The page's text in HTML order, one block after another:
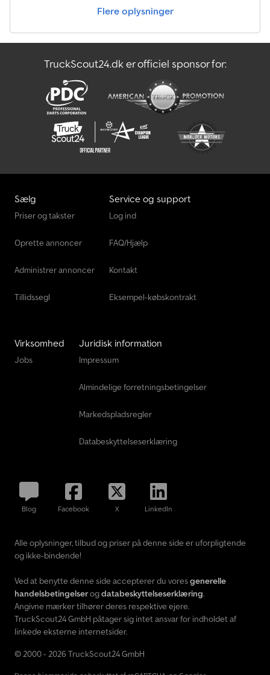
Flere oplysninger
TruckScout24.dk er officiel sponsor for:
Sælg
Priser og takster
Oprette annoncer
Administrer annoncer
Tillidssegl
Service og support
Log ind
FAQ/Hjælp
Kontakt
Eksempel-købskontrakt
Virksomhed
Jobs
Juridisk information
Impressum
Almindelige forretningsbetingelser
Markedspladsregler
Databeskyttelseserklæring
Blog Facebook X LinkedIn
Alle oplysninger, tilbud og priser på denne side er uforpligtende
og ikke-bindende!
Ved at benytte denne side accepterer du voresgenerelle
handelsbetingelserogdatabeskyttelseserklæring.
Angivne mærker tilhører deres respektive ejere.
TruckScout24 GmbH påtager sig intet ansvar for indholdet af
linkede eksterne internetsider.
© 2000 - 2026 TruckScout24 GmbH